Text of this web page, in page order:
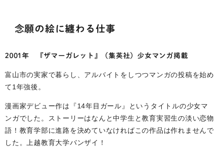
念願の絵に纏わる仕事
2001年 『ザマーガレット』（集英社）少女マンガ掲載
富山市の実家で暮らし、アルバイトをしつつマンガの投稿を始め
て1年強後。
漫画家デビュー作は『14年目ガール』というタイトルの少女マ
ンガでした。ストーリーはなんと中学生と教育実習生の淡い恋物
語！教育学部に進路を決めていなければこの作品は作れませんで
した。上越教育大学バンザイ！